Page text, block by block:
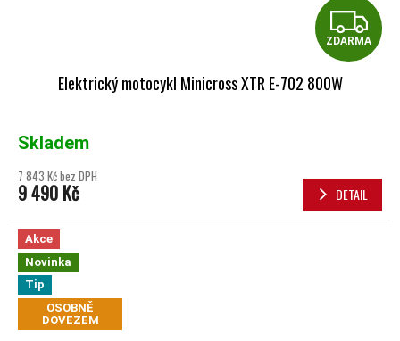
ZDARMA
Elektrický motocykl Minicross XTR E-702 800W
Skladem
7 843 Kč bez DPH
9 490 Kč DETAIL
Akce
Novinka
Tip
OSOBNĚ
DOVEZEM